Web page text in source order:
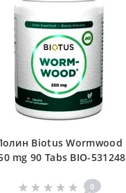
Biotus Wormwood
mg 90 Tabs BIO-531248
0